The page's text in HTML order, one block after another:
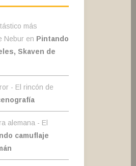
más
Nebur en Pintando
Skaven de
- El rincón de
alemana - El
camuflaje